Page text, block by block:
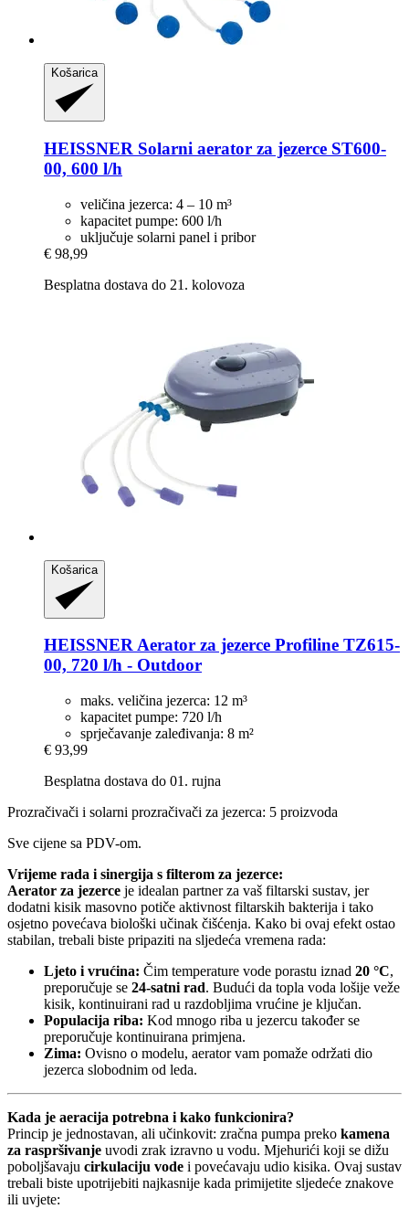
Košarica
HEISSNER Solarni aerator za jezerce ST600-​
00, 600 l/h
veličina jezerca: 4 – 10 m³
kapacitet pumpe: 600 l/h
uključuje solarni panel i pribor
€ 98,99
Besplatna dostava do 21. kolovoza
Košarica
HEISSNERAerator za jezerce Profiline TZ615-​
00, 720 l/h -​ Outdoor
maks. veličina jezerca: 12 m³
kapacitet pumpe: 720 l/h
sprječavanje zaleđivanja: 8 m²
€ 93,99
Besplatna dostava do 01. rujna
Prozračivači i solarni prozračivači za jezerca: 5 proizvoda
Sve cijene sa PDV-om.
Vrijeme rada i sinergija s filterom za jezerce:
Aerator za jezerce je idealan partner za vaš filtarski sustav, jer
dodatni kisik masovno potiče aktivnost filtarskih bakterija i tako
osjetno povećava biološki učinak čišćenja. Kako bi ovaj efekt ostao
stabilan, trebali biste pripaziti na sljedeća vremena rada:
Ljeto i vrućina: Čim temperature vode porastu iznad 20 °C,
preporučuje se 24-satni rad. Budući da topla voda lošije veže
kisik, kontinuirani rad u razdobljima vrućine je ključan.
Populacija riba: Kod mnogo riba u jezercu također se
preporučuje kontinuirana primjena.
Zima: Ovisno o modelu, aerator vam pomaže održati dio
jezerca slobodnim od leda.
Kada je aeracija potrebna i kako funkcionira?
Princip je jednostavan, ali učinkovit: zračna pumpa preko kamena
za raspršivanje uvodi zrak izravno u vodu. Mjehurići koji se dižu
poboljšavaju cirkulaciju vode i povećavaju udio kisika. Ovaj sustav
trebali biste upotrijebiti najkasnije kada primijetite sljedeće znakove
ili uvjete: